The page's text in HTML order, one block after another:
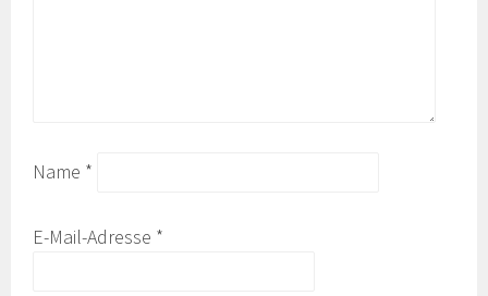
Name *
E-Mail-Adresse *